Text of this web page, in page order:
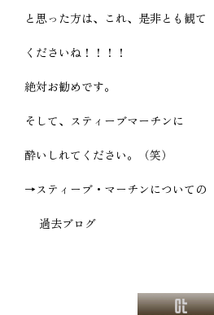
と思った方は、これ、是非とも観て
くださいね！！！！
絶対お勧めです。
そして、スティーブマーチンに
酔いしれてください。（笑）
→スティーブ・マーチンについての
過去ブログ